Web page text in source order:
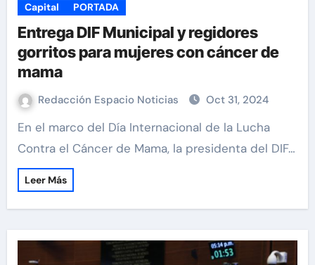
Capital PORTADA
Entrega DIF Municipal y regidores
gorritos para mujeres con cáncer de
mama
Redacción Espacio Noticias Oct 31, 2024
En el marco del Día Internacional de la Lucha
Contra el Cáncer de Mama, la presidenta del DIF…
Leer Más